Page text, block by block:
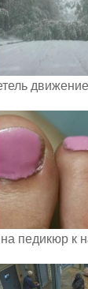
педикюр к